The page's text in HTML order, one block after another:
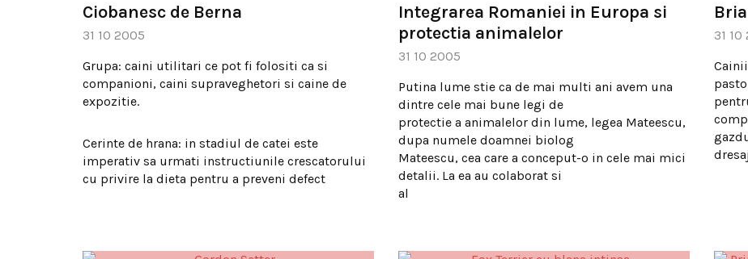
Ciobanesc de Berna
31 10 2005
Grupa: caini utilitari ce pot fi folositi ca si
companioni, caini supraveghetori si caine de
expozitie.
Cerinte de hrana: in stadiul de catei este
imperativ sa urmati instructiunile crescatorului
cu privire la dieta pentru a preveni defect
Integrarea Romaniei in Europa si
protectia animalelor
31 10 2005
Putina lume stie ca de mai multi ani avem una
dintre cele mai bune legi de
protectie a animalelor din lume, legea Mateescu,
dupa numele doamnei biolog
Mateescu, cea care a conceput-o in cele mai mici
detalii. La ea au colaborat si
al
31